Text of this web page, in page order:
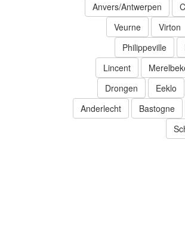
Anvers/Antwerpen
Virton
Veurne
Philippeville
Lincent
Eeklo
Drongen
Bastogne
Anderlecht